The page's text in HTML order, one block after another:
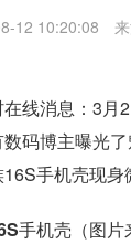
12 10:20:08
线消息： 3月
数码博主曝光
手机壳（图片